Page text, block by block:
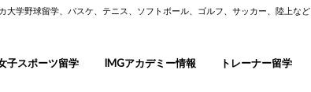
学野球留学、バスケ、テニス、ソフトボール、ゴルフ、サッカー、陸上など
子スポーツ留学 IMGアカデミー情報 トレーナー留学